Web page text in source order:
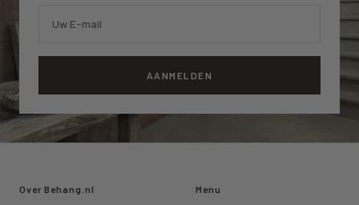
Uw E-mail
AANMELDEN
Over Behang.nl Menu